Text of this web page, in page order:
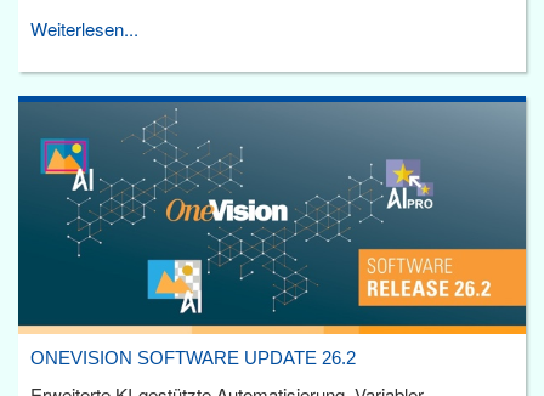
Weiterlesen...
ONEVISION SOFTWARE UPDATE 26.2